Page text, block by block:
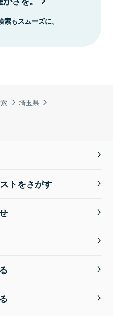
埼玉県
もスムーズに。
トをさがす